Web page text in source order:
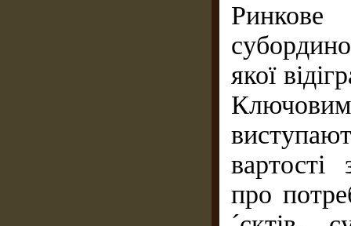
якої
Ключовим
вартості
про